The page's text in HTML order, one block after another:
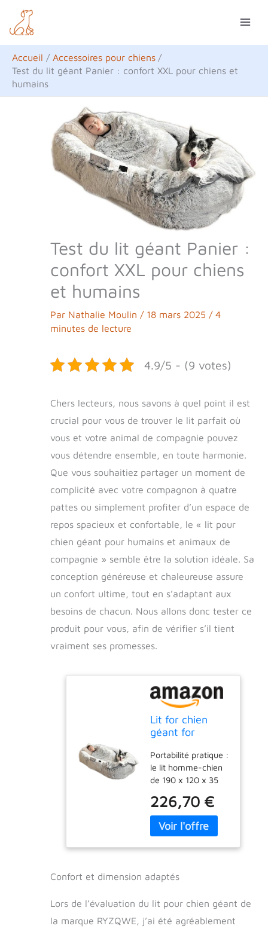
contenu
Accueil
Accessoires pour chiens
Test du lit géant Panier : confort XXL pour chiens et
humains
Test du lit géant Panier :
confort XXL pour chiens
et humains
Par Nathalie Moulin / 18 mars 2025 / 4
minutes de lecture
4.9/5 - (9 votes)
Chers lecteurs, nous savons à quel point il est
crucial pour vous de trouver le lit parfait où
vous et votre animal de compagnie pouvez
vous détendre ensemble, en toute harmonie.
Que vous souhaitiez partager un moment de
complicité avec votre compagnon à quatre
pattes ou simplement profiter d’un espace de
repos spacieux et confortable, le « lit pour
chien géant pour humains et animaux de
compagnie » semble être la solution idéale. Sa
conception généreuse et chaleureuse assure
un confort ultime, tout en s’adaptant aux
besoins de chacun. Nous allons donc tester ce
produit pour vous, afin de vérifier s’il tient
vraiment ses promesses.
Lit for chien
géant for
animaux de
compagnie,
Panier for
Chien, Coussin
for Chien, Lit for
chien chaud et
confortable de
taille humaine,
amovible
lavable Gris,
Color :
Portabilité pratique :
le lit homme-chien
de 190 x 120 x 35
des poches de
rangement latérales
pratiques for un
permet de le
où vous allez, que
ce soit de la
226,70 €
Confort et dimension adaptés
Lors de l’évaluation du lit pour chien géant de
la marque RYZQWE, j’ai été agréablement
e
c
h
e